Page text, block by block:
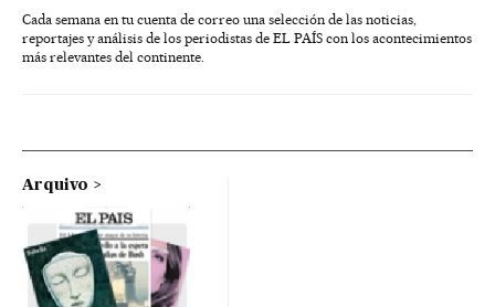
Cada semana en tu cuenta de correo una selección de las noticias,
reportajes y análisis de los periodistas de EL PAÍS con los acontecimientos
más relevantes del continente.
Arquivo